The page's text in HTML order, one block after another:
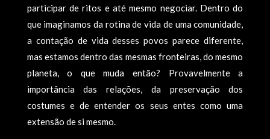
participar de ritos e até mesmo negociar. Dentro do
que imaginamos da rotina de vida de uma comunidade,
a contação de vida desses povos parece diferente,
mas estamos dentro das mesmas fronteiras, do mesmo
planeta, o que muda então? Provavelmente a
importância das relações, da preservação dos
costumes e de entender os seus entes como uma
extensão de si mesmo.